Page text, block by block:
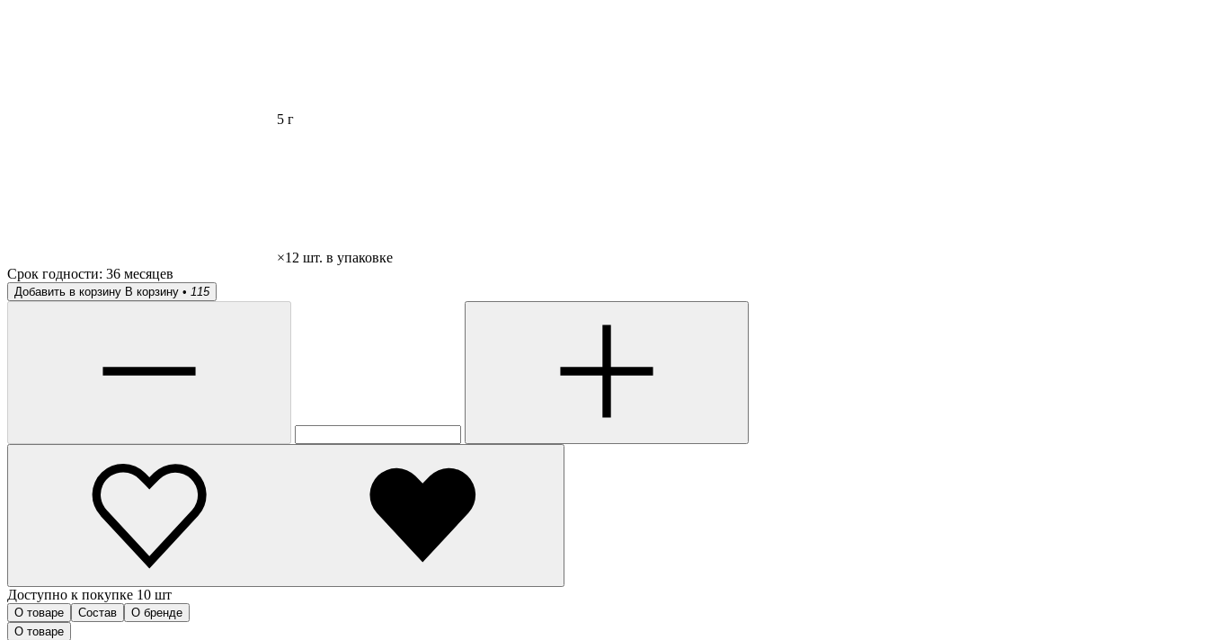
5 г
×12 шт. в упаковке
Срок годности: 36 месяцев
Добавить в корзину В корзину • 115
Доступно к покупке 10 шт
О товаре Состав
О бренде
О товаре